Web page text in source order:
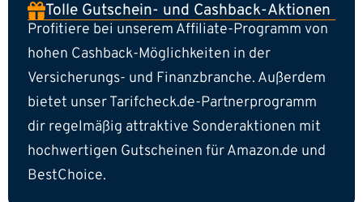
Tolle Gutschein- und Cashback-Aktionen
Profitiere bei unserem Affiliate-Programm von
hohen Cashback-Möglichkeiten in der
Versicherungs- und Finanzbranche. Außerdem
bietet unser Tarifcheck.de-Partnerprogramm
dir regelmäßig attraktive Sonderaktionen mit
hochwertigen Gutscheinen für Amazon.de und
BestChoice.